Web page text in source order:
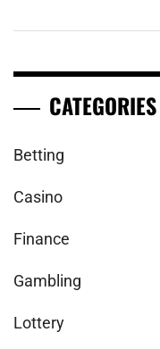
CATEGORIES
Betting
Casino
Finance
Gambling
Lottery